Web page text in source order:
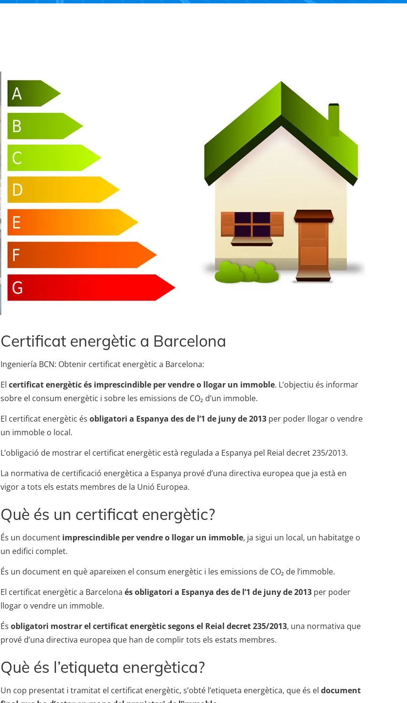
Certificat energètic a Barcelona
Ingeniería BCN: Obtenir certificat energètic a Barcelona:
El certificat energètic és imprescindible per vendre o llogar un immoble. L’objectiu és informar
sobre el consum energètic i sobre les emissions de CO₂ d’un immoble.
El certificat energètic és obligatori a Espanya des de l’1 de juny de 2013 per poder llogar o vendre
un immoble o local.
L’obligació de mostrar el certificat energètic està regulada a Espanya pel Reial decret 235/2013.
La normativa de certificació energètica a Espanya prové d’una directiva europea que ja està en
vigor a tots els estats membres de la Unió Europea.
Què és un certificat energètic?
És un document imprescindible per vendre o llogar un immoble, ja sigui un local, un habitatge o
un edifici complet.
És un document en què apareixen el consum energètic i les emissions de CO₂ de l’immoble.
El certificat energètic a Barcelona és obligatori a Espanya des de l’1 de juny de 2013 per poder
llogar o vendre un immoble.
És obligatori mostrar el certificat energètic segons el Reial decret 235/2013, una normativa que
prové d’una directiva europea que han de complir tots els estats membres.
Què és l’etiqueta energètica?
Un cop presentat i tramitat el certificat energètic, s’obté l’etiqueta energètica, que és el document